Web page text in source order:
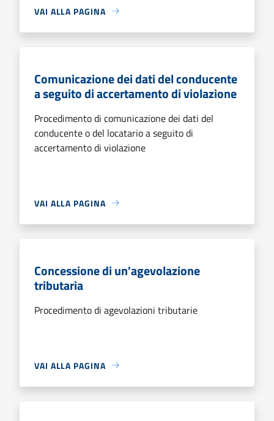
VAI ALLA PAGINA
Comunicazione dei dati del conducente
a seguito di accertamento di violazione
Procedimento di comunicazione dei dati del
conducente o del locatario a seguito di
accertamento di violazione
VAI ALLA PAGINA
Concessione di un'agevolazione
tributaria
Procedimento di agevolazioni tributarie
VAI ALLA PAGINA